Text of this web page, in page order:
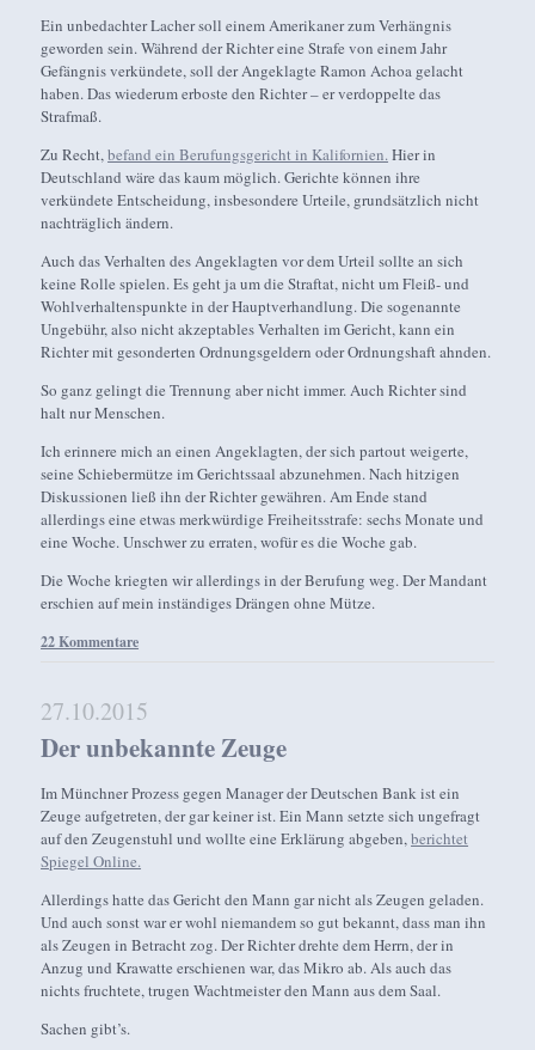
Ein unbedachter Lacher soll einem Amerikaner zum Verhängnis
geworden sein. Während der Richter eine Strafe von einem Jahr
Gefängnis verkündete, soll der Angeklagte Ramon Achoa gelacht
haben. Das wiederum erboste den Richter – er verdoppelte das
Strafmaß.
Zu Recht,befand ein Berufungsgericht in Kalifornien.Hier in
Deutschland wäre das kaum möglich. Gerichte können ihre
verkündete Entscheidung, insbesondere Urteile, grundsätzlich nicht
nachträglich ändern.
Auch das Verhalten des Angeklagten vor dem Urteil sollte an sich
keine Rolle spielen. Es geht ja um die Straftat, nicht um Fleiß- und
Wohlverhaltenspunkte in der Hauptverhandlung. Die sogenannte
Ungebühr, also nicht akzeptables Verhalten im Gericht, kann ein
Richter mit gesonderten Ordnungsgeldern oder Ordnungshaft ahnden.
So ganz gelingt die Trennung aber nicht immer. Auch Richter sind
halt nur Menschen.
Ich erinnere mich an einen Angeklagten, der sich partout weigerte,
seine Schiebermütze im Gerichtssaal abzunehmen. Nach hitzigen
Diskussionen ließ ihn der Richter gewähren. Am Ende stand
allerdings eine etwas merkwürdige Freiheitsstrafe: sechs Monate und
eine Woche. Unschwer zu erraten, wofür es die Woche gab.
Die Woche kriegten wir allerdings in der Berufung weg. Der Mandant
erschien auf mein inständiges Drängen ohne Mütze.
22 Kommentare
27.10.2015
Der unbekannte Zeuge
Im Münchner Prozess gegen Manager der Deutschen Bank ist ein
Zeuge aufgetreten, der gar keiner ist. Ein Mann setzte sich ungefragt
auf den Zeugenstuhl und wollte eine Erklärung abgeben,berichtet
Spiegel Online.
Allerdings hatte das Gericht den Mann gar nicht als Zeugen geladen.
Und auch sonst war er wohl niemandem so gut bekannt, dass man ihn
als Zeugen in Betracht zog. Der Richter drehte dem Herrn, der in
Anzug und Krawatte erschienen war, das Mikro ab. Als auch das
nichts fruchtete, trugen Wachtmeister den Mann aus dem Saal.
Sachen gibt’s.